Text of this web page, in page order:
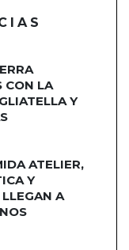
CON LA
Y
ATELIER,
Y
A